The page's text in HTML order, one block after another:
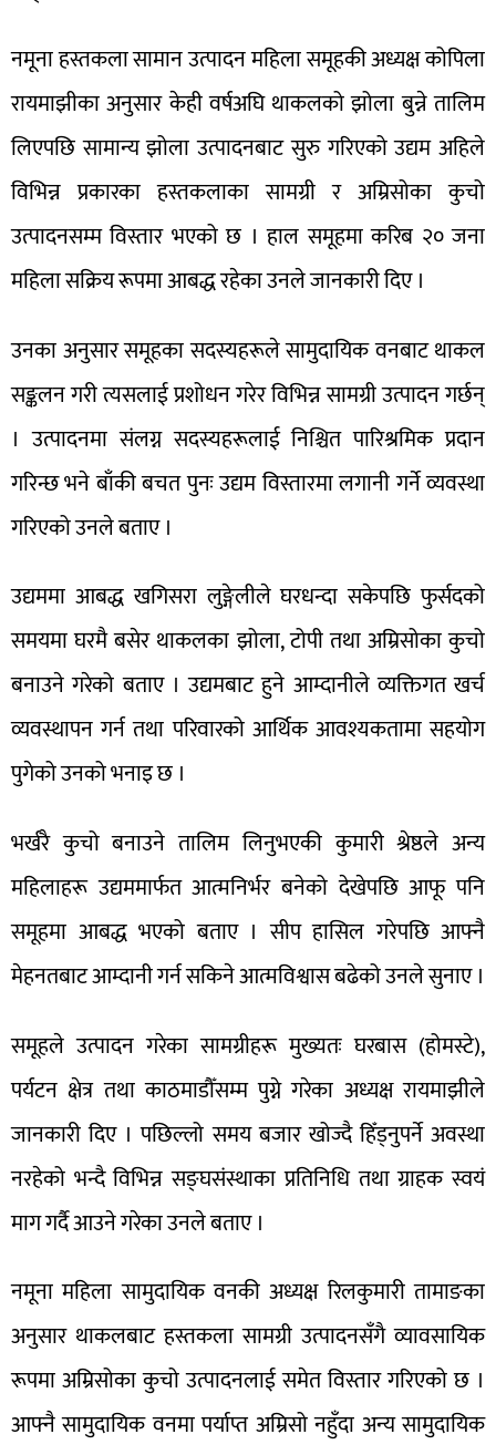
नमूना हस्तकला सामान उत्पादन महिला समूहकी अध्यक्ष कोपिला
रायमाझीका अनुसार केही वर्षअघि थाकलको झोला बुन्ने तालिम
लिएपछि सामान्य झोला उत्पादनबाट सुरु गरिएको उद्यम अहिले
विभिन्न प्रकारका हस्तकलाका सामग्री र अम्रिसोका कुचो
उत्पादनसम्म विस्तार भएको छ । हाल समूहमा करिब २० जना
महिला सक्रिय रूपमा आबद्ध रहेका उनले जानकारी दिए ।
उनका अनुसार समूहका सदस्यहरूले सामुदायिक वनबाट थाकल
सङ्कलन गरी त्यसलाई प्रशोधन गरेर विभिन्न सामग्री उत्पादन गर्छन्
। उत्पादनमा संलग्न सदस्यहरूलाई निश्चित पारिश्रमिक प्रदान
गरिन्छ भने बाँकी बचत पुनः उद्यम विस्तारमा लगानी गर्ने व्यवस्था
गरिएको उनले बताए ।
उद्यममा आबद्ध खगिसरा लुङ्गेलीले घरधन्दा सकेपछि फुर्सदको
समयमा घरमै बसेर थाकलका झोला, टोपी तथा अम्रिसोका कुचो
बनाउने गरेको बताए । उद्यमबाट हुने आम्दानीले व्यक्तिगत खर्च
व्यवस्थापन गर्न तथा परिवारको आर्थिक आवश्यकतामा सहयोग
पुगेको उनको भनाइ छ ।
भर्खरै कुचो बनाउने तालिम लिनुभएकी कुमारी श्रेष्ठले अन्य
महिलाहरू उद्यममार्फत आत्मनिर्भर बनेको देखेपछि आफू पनि
समूहमा आबद्ध भएको बताए । सीप हासिल गरेपछि आफ्नै
मेहनतबाट आम्दानी गर्न सकिने आत्मविश्वास बढेको उनले सुनाए ।
समूहले उत्पादन गरेका सामग्रीहरू मुख्यतः घरबास (होमस्टे),
पर्यटन क्षेत्र तथा काठमाडौँसम्म पुग्ने गरेका अध्यक्ष रायमाझीले
जानकारी दिए । पछिल्लो समय बजार खोज्दै हिँड्नुपर्ने अवस्था
नरहेको भन्दै विभिन्न सङ्घसंस्थाका प्रतिनिधि तथा ग्राहक स्वयं
माग गर्दै आउने गरेका उनले बताए ।
नमूना महिला सामुदायिक वनकी अध्यक्ष रिलकुमारी तामाङका
अनुसार थाकलबाट हस्तकला सामग्री उत्पादनसँगै व्यावसायिक
रूपमा अम्रिसोका कुचो उत्पादनलाई समेत विस्तार गरिएको छ ।
आफ्नै सामुदायिक वनमा पर्याप्त अम्रिसो नहुँदा अन्य सामुदायिक